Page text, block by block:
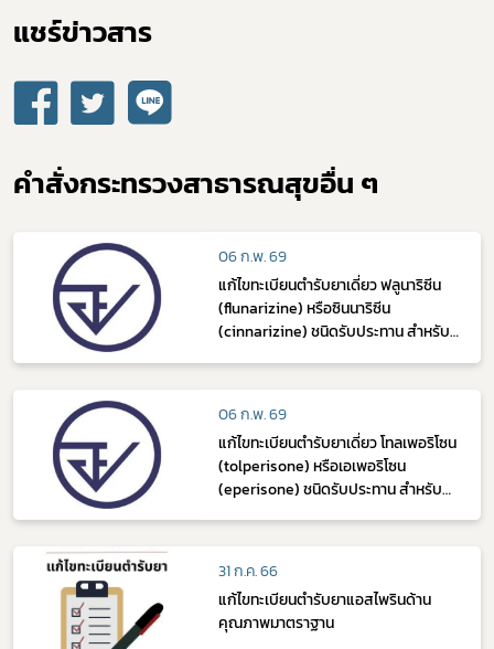
แชร์ข่าวสาร​
คำสั่งกระทรวงสาธารณสุขอื่น ๆ
06 ก.พ. 69
แก้ไขทะเบียนตำรับยาเดี่ยว ฟลูนาริซีน
(flunarizine) หรือซินนาริซีน
(cinnarizine) ชนิดรับประทาน สำหรับ
06 ก.พ. 69
แก้ไขทะเบียนตำรับยาเดี่ยว โทลเพอริโซน
(tolperisone) หรือเอเพอริโซน
(eperisone) ชนิดรับประทาน สำหรับ
31 ก.ค. 66
แก้ไขทะเบียนตํารับยาแอสไพรินด้าน
คุณภาพมาตราฐาน